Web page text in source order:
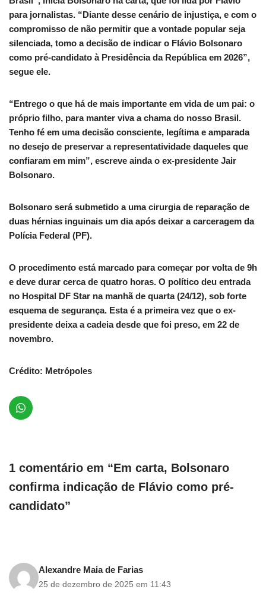
para jornalistas. “Diante desse cenário de injustiça, e com o
compromisso de não permitir que a vontade popular seja
silenciada, tomo a decisão de indicar o Flávio Bolsonaro
como pré-candidato à Presidência da República em 2026”,
segue ele.
“Entrego o que há de mais importante em vida de um pai: o
próprio filho, para manter viva a chama do nosso Brasil.
Tenho fé em uma decisão consciente, legítima e amparada
no desejo de preservar a representatividade daqueles que
confiaram em mim”, escreve ainda o ex-presidente Jair
Bolsonaro.
Bolsonaro será submetido a uma cirurgia de reparação de
duas hérnias inguinais um dia após deixar a carceragem da
Polícia Federal (PF).
O procedimento está marcado para começar por volta de 9h
e deve durar cerca de quatro horas. O político deu entrada
no Hospital DF Star na manhã de quarta (24/12), sob forte
esquema de segurança. Esta é a primeira vez que o ex-
presidente deixa a cadeia desde que foi preso, em 22 de
novembro.
Crédito: Metrópoles
1 comentário em “Em carta, Bolsonaro
confirma indicação de Flávio como pré-
candidato”
Alexandre Maia de Farias
25 de dezembro de 2025 em 11:43